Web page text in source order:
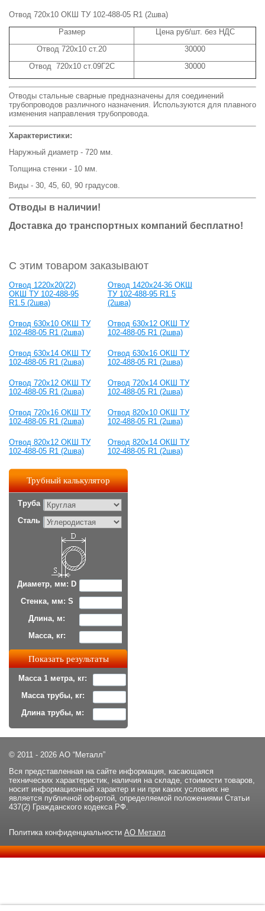
Отвод 720x10 ОКШ ТУ 102-488-05 R1 (2шва)
Размер
Цена руб/шт. без НДС
Отвод 720x10 ст.20
30000
Отвод 720x10 ст.09Г2С
30000
Отводы стальные сварные предназначены для соединений
трубопроводов различного назначения. Используются для плавного
изменения направления трубопровода.
Характеристики:
Наружный диаметр - 720 мм.
Толщина стенки - 10 мм.
Виды - 30, 45, 60, 90 градусов.
Отводы в наличии!
Доставка до транспортных компаний бесплатно!
С этим товаром заказывают
Отвод 1220x20(22)
ОКШ ТУ 102-488-95
R1.5 (2шва)
Отвод 1420х24-36 ОКШ
ТУ 102-488-95 R1.5
(2шва)
Отвод 630x10 ОКШ ТУ
102-488-05 R1 (2шва)
Отвод 630x12 ОКШ ТУ
102-488-05 R1 (2шва)
Отвод 630x14 ОКШ ТУ
102-488-05 R1 (2шва)
Отвод 630x16 ОКШ ТУ
102-488-05 R1 (2шва)
Отвод 720x12 ОКШ ТУ
102-488-05 R1 (2шва)
Отвод 720x14 ОКШ ТУ
102-488-05 R1 (2шва)
Отвод 720x16 ОКШ ТУ
102-488-05 R1 (2шва)
Отвод 820x10 ОКШ ТУ
102-488-05 R1 (2шва)
Отвод 820x12 ОКШ ТУ
102-488-05 R1 (2шва)
Отвод 820x14 ОКШ ТУ
102-488-05 R1 (2шва)
Трубный калькулятор
Труба
Сталь
Диаметр, мм: D
Стенка, мм: S
Длина, м:
Масса, кг:
Масса 1 метра, кг:
Масса трубы, кг:
Длина трубы, м:
© 2011 - 2026 АО “Металл”
Вся представленная на сайте информация, касающаяся
технических характеристик, наличия на складе, стоимости товаров,
носит информационный характер и ни при каких условиях не
является публичной офертой, определяемой положениями Статьи
437(2) Гражданского кодекса РФ.
Политика конфиденциальности АО Металл